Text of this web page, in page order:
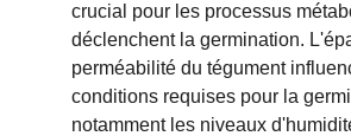
crucial pour les processus
déclenchent la germination.
perméabilité du tégument
conditions requises pour la
notamment les niveaux